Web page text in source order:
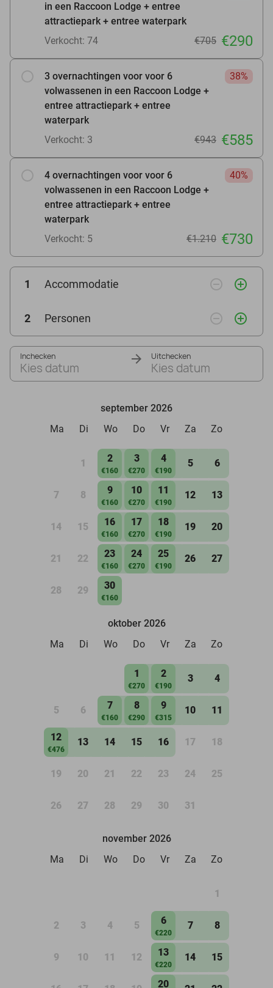
in een Raccoon Lodge + entree
attractiepark + entree waterpark
Verkocht: 74 €705 €290
3 overnachtingen voor voor 6
volwassenen in een Raccoon Lodge +
entree attractiepark + entree
waterpark
38%
Verkocht: 3 €943 €585
4 overnachtingen voor voor 6
volwassenen in een Raccoon Lodge +
entree attractiepark + entree
waterpark
40%
Verkocht: 5 €1.210 €730
1 Accommodatie remove_circle_outline add_circle_outline
2 Personen remove_circle_outline add_circle_outline
Inchecken
Kies datum
Uitchecken
Kies datum
september 2026
Ma
Di Wo Do Vr Za Zo
1 2
€160
3
€270
4
€190
5 6
7 8 9
€160
10
€270
11
€190
12 13
14 15 16
€160
17
€270
18
€190
19 20
21 22 23
€160
24
€270
25
€190
26 27
28 29 30
€160
oktober 2026
Ma
Di Wo Do Vr Za Zo
1
€270
2
€190
3 4
5 6 7
€160
8
€290
9
€315
10 11
12
€476
13 14 15 16 17 18
19 20 21 22 23 24 25
26 27 28 29 30 31
november 2026
Ma
Di Wo Do Vr Za Zo
1
2 3 4 5 6
€220
7 8
9 10 11 12 13
€220
14 15
20